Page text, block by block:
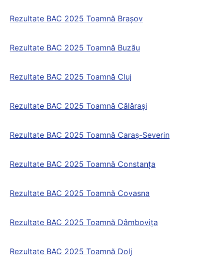
Rezultate BAC 2025 Toamnă Brașov
Rezultate BAC 2025 Toamnă Buzău
Rezultate BAC 2025 Toamnă Cluj
Rezultate BAC 2025 Toamnă Călărași
Rezultate BAC 2025 Toamnă Caraș-Severin
Rezultate BAC 2025 Toamnă Constanța
Rezultate BAC 2025 Toamnă Covasna
Rezultate BAC 2025 Toamnă Dâmbovița
Rezultate BAC 2025 Toamnă Dolj